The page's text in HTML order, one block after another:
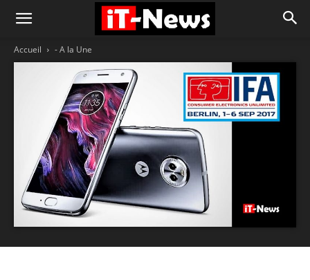
Accueil - A la Une